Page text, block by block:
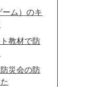
ム）のキ
教材で防
災会の防